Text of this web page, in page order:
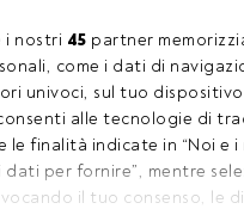
i nostri 45 partner
come i dati di
univoci, sul tuo
alle tecnologie di
le finalità indicate in “Noi e
per fornire”, mentre
il tuo consenso, le
articolo riservato agli utenti
accedi tramite il
account, ti invitiamo a
che FundsPeople ha